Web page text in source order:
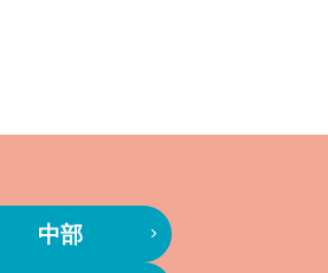
中部